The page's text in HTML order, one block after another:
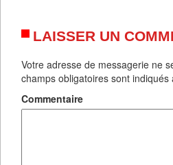
LAISSER UN
Votre adresse de messagerie ne
champs obligatoires sont indiqués
Commentaire